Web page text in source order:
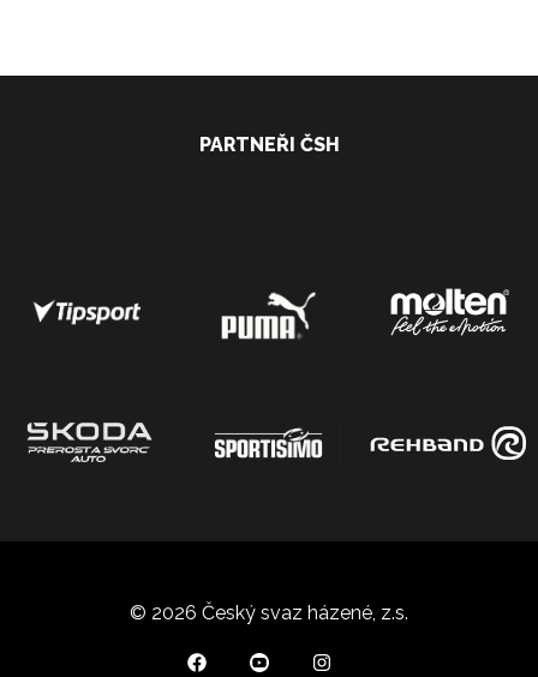
PARTNEŘI ČSH
© 2026 Český svaz házené, z.s.